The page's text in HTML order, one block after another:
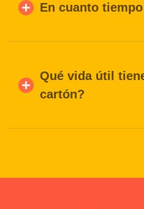
En cuanto
Qué vida útil
cartón?